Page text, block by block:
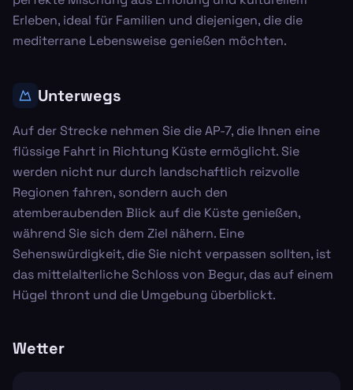
Erleben, ideal für Familien und diejenigen, die die
mediterrane Lebensweise genießen möchten.
Unterwegs
Auf der Strecke nehmen Sie die AP-7, die Ihnen eine
flüssige Fahrt in Richtung Küste ermöglicht. Sie
werden nicht nur durch landschaftlich reizvolle
Regionen fahren, sondern auch den
atemberaubenden Blick auf die Küste genießen,
während Sie sich dem Ziel nähern. Eine
Sehenswürdigkeit, die Sie nicht verpassen sollten, ist
das mittelalterliche Schloss von Begur, das auf einem
Hügel thront und die Umgebung überblickt.
Wetter